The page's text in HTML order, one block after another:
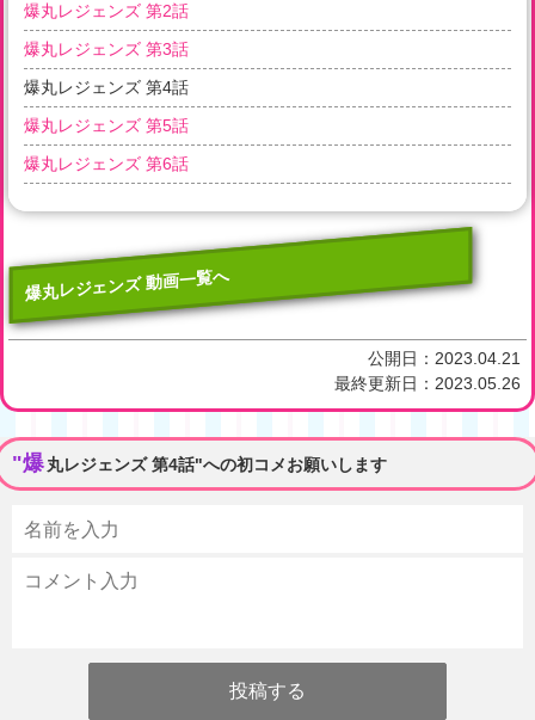
爆丸レジェンズ 第2話
爆丸レジェンズ 第3話
爆丸レジェンズ 第4話
爆丸レジェンズ 第5話
爆丸レジェンズ 第6話
爆丸レジェンズ 動画一覧へ
公開日： 2023.04.21
最終更新日： 2023.05.26
"爆丸レジェンズ 第4話"への初コメお願いします